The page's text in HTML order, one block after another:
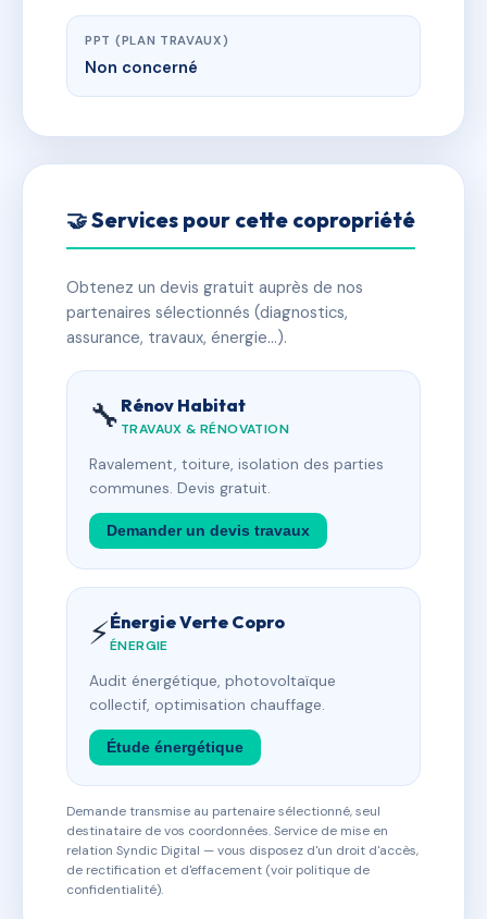
PPT (PLAN TRAVAUX)
Non concerné
🤝 Services pour cette copropriété
Obtenez un devis gratuit auprès de nos
partenaires sélectionnés (diagnostics,
assurance, travaux, énergie…).
🔧 Rénov Habitat
TRAVAUX & RÉNOVATION
Ravalement, toiture, isolation des parties
communes. Devis gratuit.
Demander un devis travaux
⚡Énergie Verte Copro
ÉNERGIE
Audit énergétique, photovoltaïque
collectif, optimisation chauffage.
Étude énergétique
Demande transmise au partenaire sélectionné, seul
destinataire de vos coordonnées. Service de mise en
relation Syndic Digital — vous disposez d'un droit d'accès,
de rectification et d'effacement (voir politique de
confidentialité).